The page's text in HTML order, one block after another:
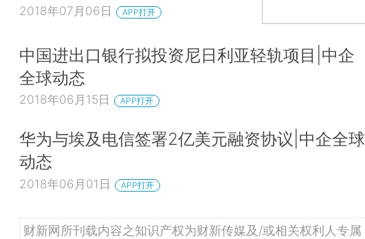
2018年07月06日 APP打开
中国进出口银行拟投资尼日利亚轻轨项目|中企
全球动态
2018年06月15日 APP打开
华为与埃及电信签署2亿美元融资协议|中企全球
动态
2018年06月01日 APP打开
财新网所刊载内容之知识产权为财新传媒及/或相关权利人专属